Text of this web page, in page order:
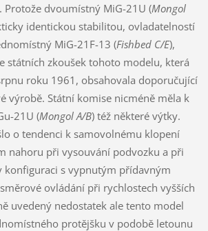
Protože dvoumístný MiG-21U (Mongol
identickou stabilitou, ovladatelností
MiG-21F-13 (Fishbed C/E),
státních zkoušek tohoto modelu, která
roku 1961, obsahovala doporučující
výrobě. Státní komise nicméně měla k
21U (Mongol A/B) též některé výtky.
o tendenci k samovolnému klopení
nahoru při vysouvání podvozku a při
konfiguraci s vypnutým přídavným
ovládání při rychlostech vyšších
uvedený nedostatek ale tento model
protějšku v podobě letounu